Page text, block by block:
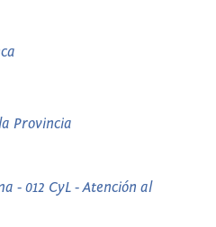
Provincia
- 012 CyL - Atención al